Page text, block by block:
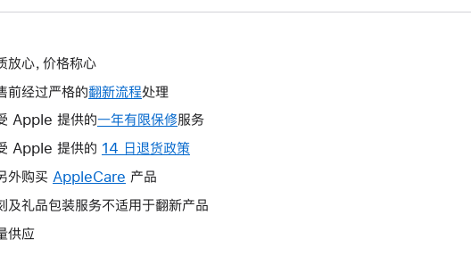
放心，价格称心
前经过严格的翻新流程处理
Apple 提供的一年有限保修此
操
打
服务
Apple 提供的 14 日退货政策
将
外购买 AppleCare 此
操
产品
及礼品包装服务不适用于翻新产品
供应